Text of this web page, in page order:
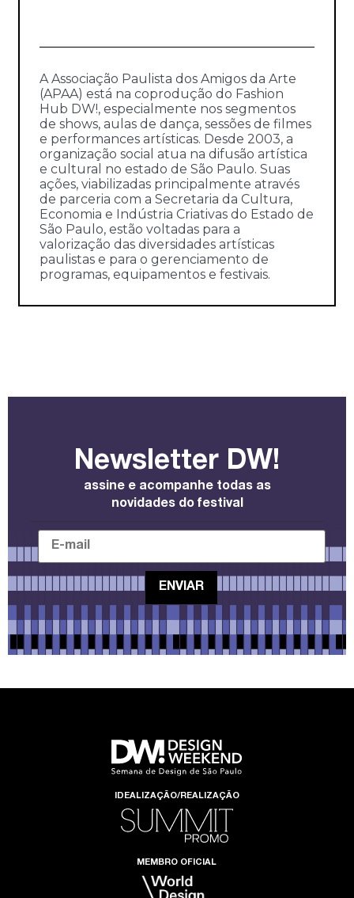
A Associação Paulista dos Amigos da Arte
(APAA) está na coprodução do Fashion
Hub DW!, especialmente nos segmentos
de shows, aulas de dança, sessões de filmes
e performances artísticas. Desde 2003, a
organização social atua na difusão artística
e cultural no estado de São Paulo. Suas
ações, viabilizadas principalmente através
de parceria com a Secretaria da Cultura,
Economia e Indústria Criativas do Estado de
São Paulo, estão voltadas para a
valorização das diversidades artísticas
paulistas e para o gerenciamento de
programas, equipamentos e festivais.
Newsletter DW!
assine e acompanhe todas as
novidades do festival
IDEALIZAÇÃO/REALIZAÇÃO
MEMBRO OFICIAL